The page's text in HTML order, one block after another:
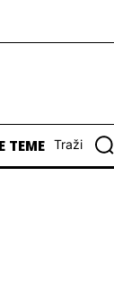
TEME Traži